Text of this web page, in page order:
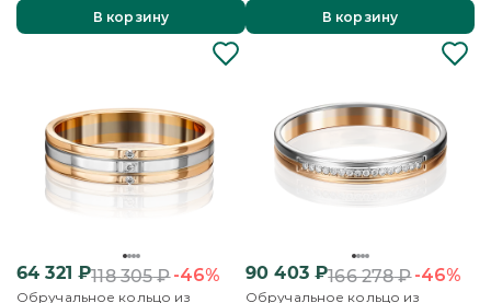
В корзину
В корзину
64 321 ₽118 305₽-46%
Обручальное кольцо из
90 403₽166 278₽-46%
Обручальное кольцо из